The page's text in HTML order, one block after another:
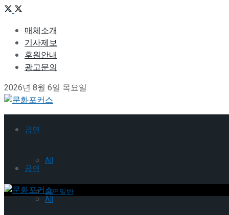
매체소개
기사제보
후원안내
광고문의
2026년 8월 6일 목요일
공연
All
공연일반
공연
All